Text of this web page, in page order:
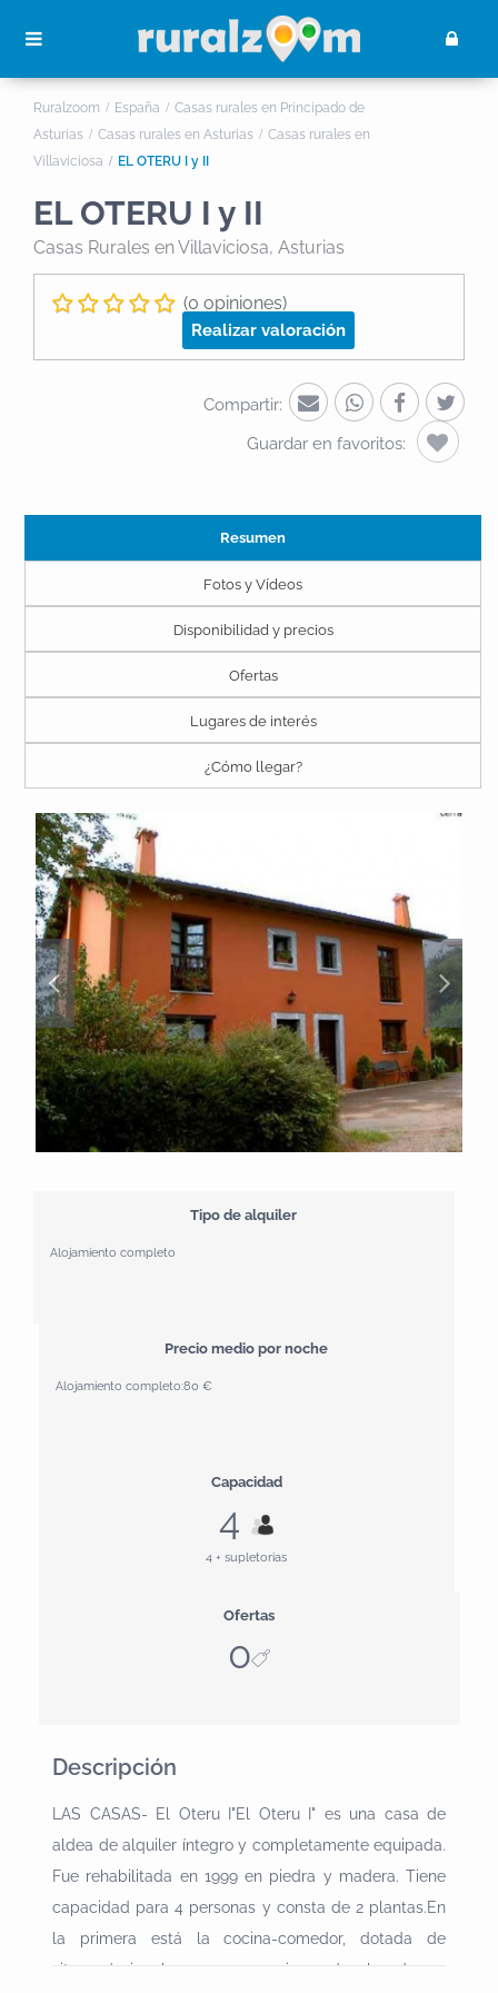
Ruralzoom España
Casas rurales en Principado de
Asturias
Casas rurales en Asturias
Casas rurales en
Villaviciosa
EL OTERU I y II
EL OTERU I y II
Casas Rurales en Villaviciosa, Asturias
(0 opiniones)
Realizar valoración
Compartir:
Guardar en favoritos:
Resumen
Fotos y Vídeos
Disponibilidad y precios
Ofertas
Lugares de interés
¿Cómo llegar?
Tipo de alquiler
Alojamiento completo
Precio medio por noche
Alojamiento completo:80 €
Capacidad
4
4 + supletorias
Ofertas
0
Descripción
LAS CASAS- El Oteru I"El Oteru I" es una casa de
aldea de alquiler íntegro y completamente equipada.
Fue rehabilitada en 1999 en piedra y madera. Tiene
capacidad para 4 personas y consta de 2 plantas.En
la primera está la cocina-comedor, dotada de
vitrocerámica, horno, nevera, microondas, lavadora y